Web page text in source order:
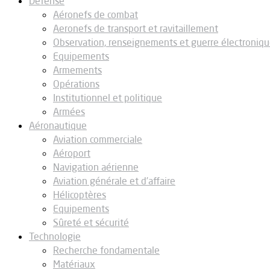
Aéronefs de combat
Aeronefs de transport et ravitaillement
Observation, renseignements et guerre
Equipements
Armements
Opérations
Institutionnel et politique
Armées
Aéronautique
Aviation commerciale
Aéroport
Navigation aérienne
Aviation générale et d’affaire
Hélicoptères
Equipements
Sûreté et sécurité
Technologie
Recherche fondamentale
Matériaux